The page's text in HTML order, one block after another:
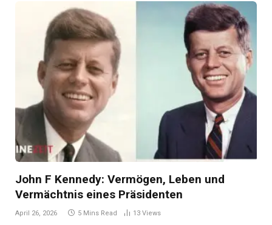
John F Kennedy: Vermögen, Leben und
Vermächtnis eines Präsidenten
April 26, 2026 5 Mins Read 13 Views